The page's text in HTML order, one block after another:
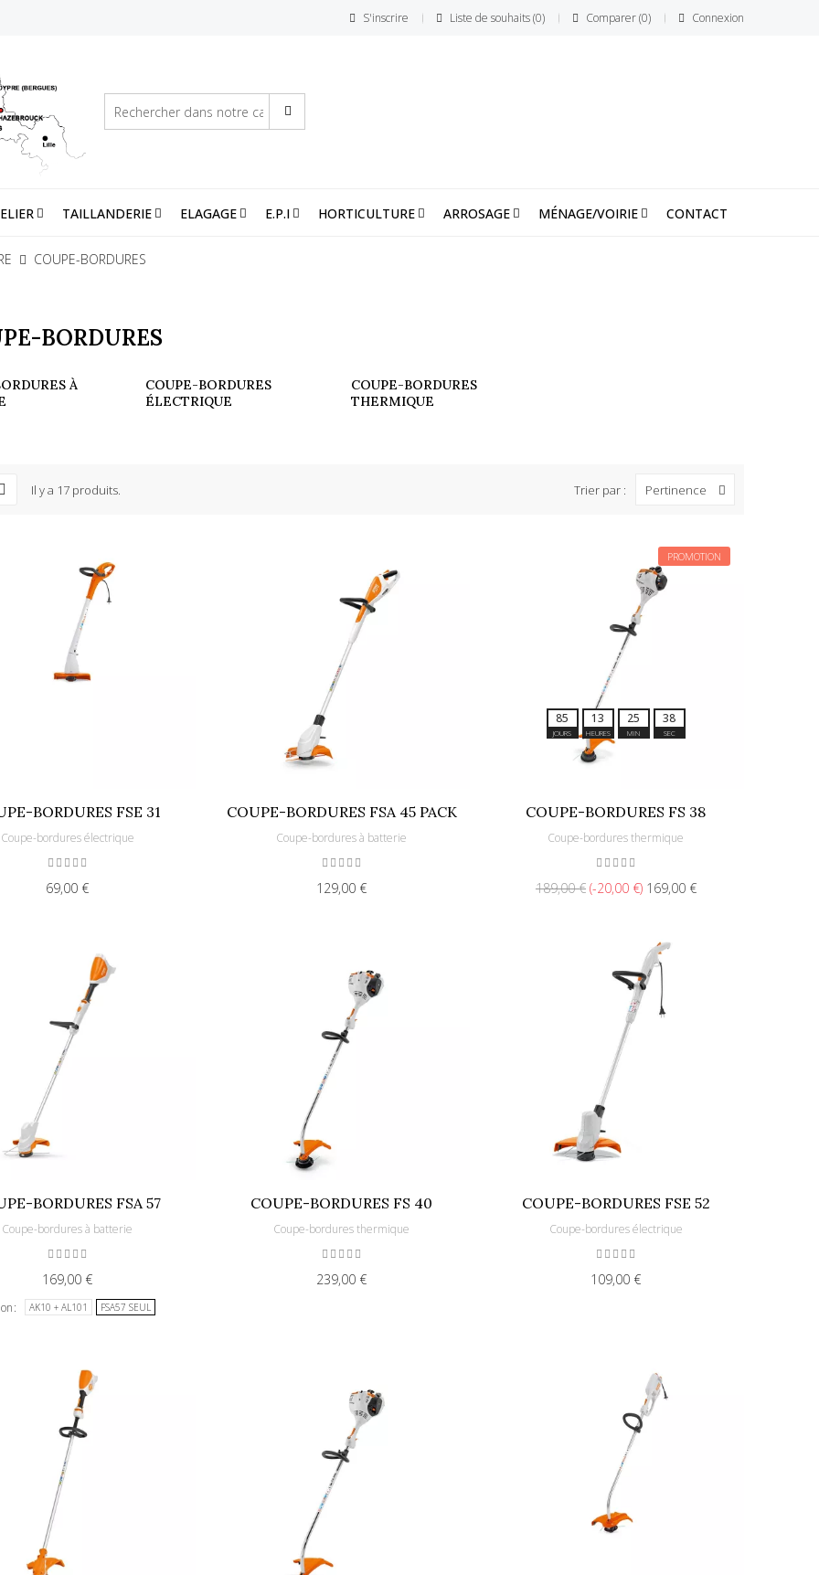
S'inscrire Liste de souhaits 0 Comparer 0 Connexion
TAILLANDERIE ELAGAGE E.P.I HORTICULTURE ARROSAGE MÉNAGE/VOIRIE CONTACT
COUPE-BORDURES
BORDURES
À
COUPE-BORDURES
ÉLECTRIQUE
COUPE-BORDURES
THERMIQUE
Il y a 17 produits. Trier par : Pertinence
BORDURES FSE 31
Coupe-bordures électrique
69,00 €
COUPE-BORDURES FSA 45 PACK
Coupe-bordures à batterie
129,00 €
PROMOTION
85
JOURS
13
HEURES
25
MIN
38
SEC
COUPE-BORDURES FS 38
Coupe-bordures thermique
189,00 € -20,00 € 169,00 €
BORDURES FSA 57
Coupe-bordures à batterie
169,00 €
AK10 + AL101 FSA57 SEUL
COUPE-BORDURES FS 40
Coupe-bordures thermique
239,00 €
COUPE-BORDURES FSE 52
Coupe-bordures électrique
109,00 €